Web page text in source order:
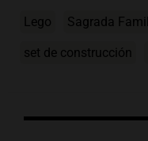
Lego Sagrada
set de construcción